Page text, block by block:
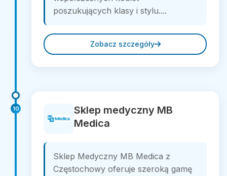
poszukujących klasy i stylu....
Zobacz szczegóły
10
Sklep medyczny MB
Medica
Sklep Medyczny MB Medica z
Częstochowy oferuje szeroką gamę